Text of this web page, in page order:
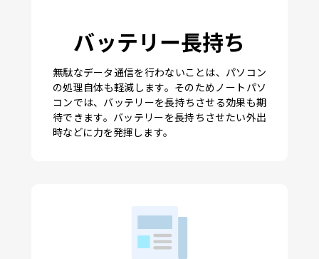
バッテリー長持ち
無駄なデータ通信を行わないことは、パソコン
の処理自体も軽減します。そのためノートパソ
コンでは、バッテリーを長持ちさせる効果も期
待できます。バッテリーを長持ちさせたい外出
時などに力を発揮します。